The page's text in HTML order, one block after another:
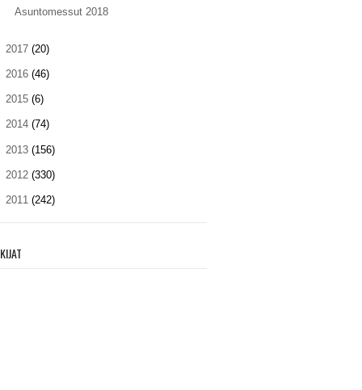
Asuntomessut 2018
2017 (20)
2016 (46)
2015 (6)
2014 (74)
2013 (156)
2012 (330)
2011 (242)